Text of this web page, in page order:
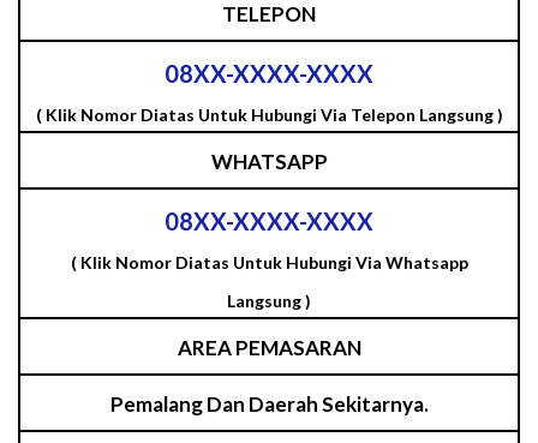
TELEPON
08XX-XXXX-XXXX
( Klik Nomor Diatas Untuk Hubungi Via Telepon Langsung )
WHATSAPP
08XX-XXXX-XXXX
( Klik Nomor Diatas Untuk Hubungi Via Whatsapp
Langsung )
AREA PEMASARAN
Pemalang Dan Daerah Sekitarnya.